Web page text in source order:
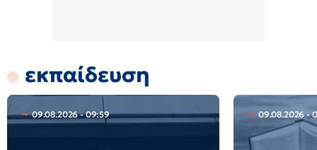
εκπαίδευση
09.08.2026 - 09:59 09.08.2026 -